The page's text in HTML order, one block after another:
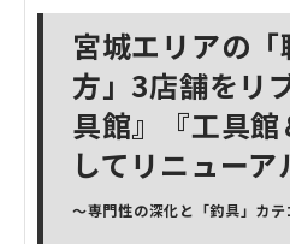
宮城エリアの
方」3店舗をリ
具館』『工具館
してリニュー
〜専門性の深化と「釣具」カ